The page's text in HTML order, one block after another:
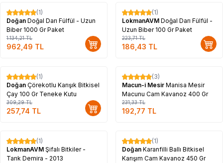
%15
(1)
Doğan Doğal Darı Fülfül - Uzun
Biber 1000 Gr Paket
1.134,21TL
962,49 TL
%17
(1)
LokmanAVM Doğal Darı Fülfül -
Uzun Biber 100 Gr Paket
223,71TL
186,43 TL
%17
(1)
Doğan Çörekotlu Karışık Bitkisel
Çay 100 Gr Teneke Kutu
309,29TL
257,74 TL
%17
(3)
Macun-i Mesir Manisa Mesir
Macunu Cam Kavanoz 400 Gr
231,33TL
192,77 TL
%60
(1)
LokmanAVM Şifalı Bitkiler -
Tarık Demira - 2013
%17
(1)
Doğan Karanfilli Ballı Bitkisel
Karışım Cam Kavanoz 450 Gr